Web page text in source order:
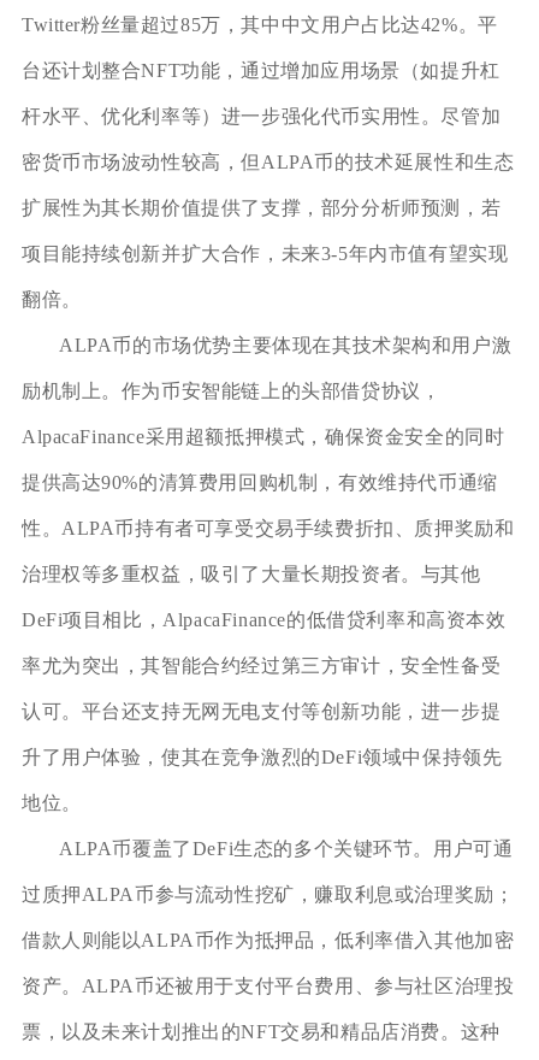
Twitter粉丝量超过85万，其中中文用户占比达42%。平
台还计划整合NFT功能，通过增加应用场景（如提升杠
杆水平、优化利率等）进一步强化代币实用性。尽管加
密货币市场波动性较高，但ALPA币的技术延展性和生态
扩展性为其长期价值提供了支撑，部分分析师预测，若
项目能持续创新并扩大合作，未来3-5年内市值有望实现
翻倍。
ALPA币的市场优势主要体现在其技术架构和用户激
励机制上。作为币安智能链上的头部借贷协议，
AlpacaFinance采用超额抵押模式，确保资金安全的同时
提供高达90%的清算费用回购机制，有效维持代币通缩
性。ALPA币持有者可享受交易手续费折扣、质押奖励和
治理权等多重权益，吸引了大量长期投资者。与其他
DeFi项目相比，AlpacaFinance的低借贷利率和高资本效
率尤为突出，其智能合约经过第三方审计，安全性备受
认可。平台还支持无网无电支付等创新功能，进一步提
升了用户体验，使其在竞争激烈的DeFi领域中保持领先
地位。
ALPA币覆盖了DeFi生态的多个关键环节。用户可通
过质押ALPA币参与流动性挖矿，赚取利息或治理奖励；
借款人则能以ALPA币作为抵押品，低利率借入其他加密
资产。ALPA币还被用于支付平台费用、参与社区治理投
票，以及未来计划推出的NFT交易和精品店消费。这种